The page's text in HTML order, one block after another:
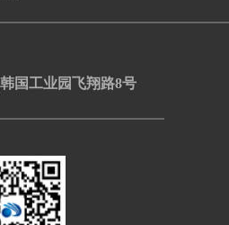
国工业园飞翔路8号